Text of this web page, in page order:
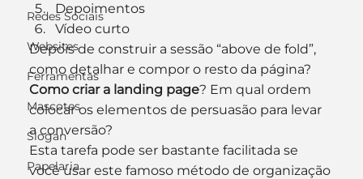
Redes Sociais
Websites
Ferramentas
Mascotes
Slogan
Papelaria
Depoimentos
Vídeo curto
Depois de construir a sessão “above de fold”,
como detalhar e compor o resto da página?
Como criar a landing page? Em qual ordem
colocar os elementos de persuasão para levar
a conversão?
Esta tarefa pode ser bastante facilitada se
você usar este famoso método de organização